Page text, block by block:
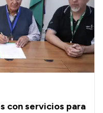
con servicios para